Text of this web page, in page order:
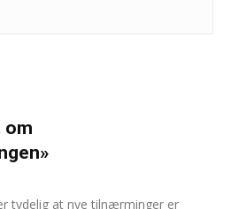
om
2024
tydelig at nye tilnærminger er